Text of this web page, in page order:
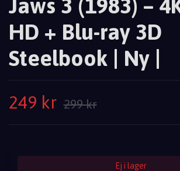
Jaws 3 (1983) –
HD + Blu-ray 3D
Steelbook | Ny |
249 kr 299 kr
Ej i lager